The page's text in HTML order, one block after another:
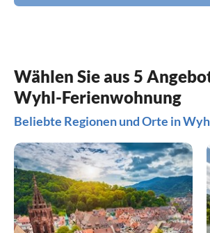
Wählen Sie aus 5
Wyhl-Ferienwohnung
Beliebte Regionen und Orte in